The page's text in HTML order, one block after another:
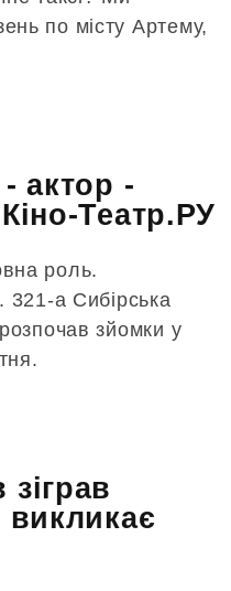
по місту Артему,
актор -
Театр.РУ
роль.
321-а Сибірська
зйомки у
викликає